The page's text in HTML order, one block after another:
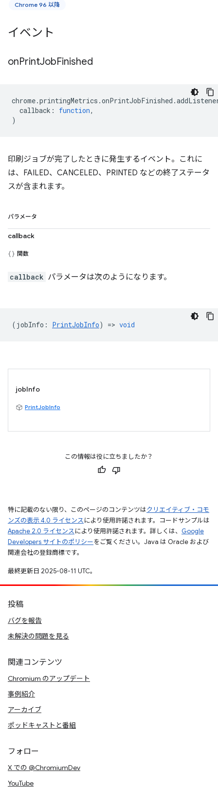
Chrome 96 以降
イベント
onPrintJobFinished
chrome.printingMetrics .onPrintJobFinished .
callback : function,
)
印刷ジョブが完了したときに発生するイベント。これに
は、FAILED、CANCELED、PRINTED などの終了ステータ
スが含まれます。
パラメータ
callback
関数
callback パラメータは次のようになります。
( jobInfo : PrintJobInfo) => void
jobInfo
PrintJobInfo
この情報は役に立ちましたか？
特に記載のない限り、このページのコンテンツはクリエイティブ・コモ
ンズの表示 4.0 ライセンスにより使用許諾されます。コードサンプルは
Apache 2.0 ライセンスにより使用許諾されます。詳しくは、 Google
Developers サイトのポリシーをご覧ください。Java は Oracle および
関連会社の登録商標です。
最終更新日 2025-08-11 UTC。
投稿
バグを報告
未解決の問題を見る
関連コンテンツ
Chromium のアップデート
事例紹介
アーカイブ
ポッドキャストと番組
フォロー
X での @ChromiumDev
YouTube